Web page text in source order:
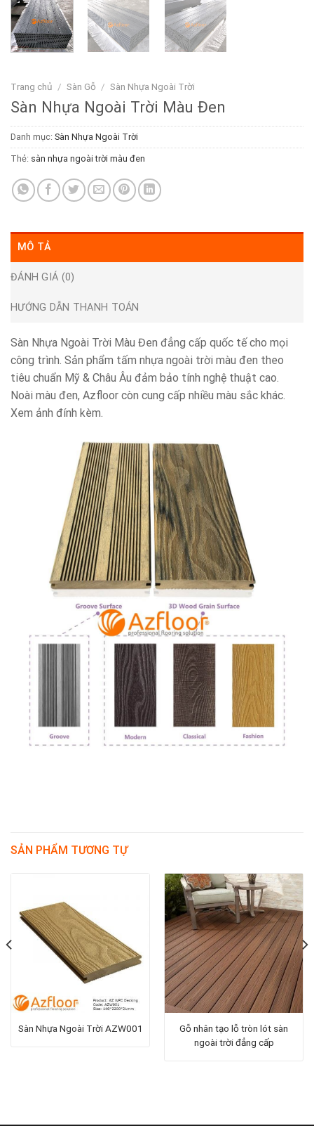
Trang chủ / Sàn Gỗ / Sàn Nhựa Ngoài Trời
Sàn Nhựa Ngoài Trời Màu Đen
Danh mục: Sàn Nhựa Ngoài Trời
Thẻ: sàn nhựa ngoài trời màu đen
MÔ TẢ
ĐÁNH GIÁ (0)
HƯỚNG DẪN THANH TOÁN
Sàn Nhựa Ngoài Trời Màu Đen đẳng cấp quốc tế cho mọi
công trình. Sản phẩm tấm nhựa ngoài trời màu đen theo
tiêu chuẩn Mỹ & Châu Âu đảm bảo tính nghệ thuật cao.
Noài màu đen, Azfloor còn cung cấp nhiều màu sắc khác.
Xem ảnh đính kèm.
SẢN PHẨM TƯƠNG TỰ
Sàn Nhựa Ngoài Trời AZW001
Gỗ nhân tạo lỗ tròn lót sàn
ngoài trời đẳng cấp